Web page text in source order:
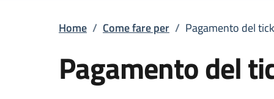
Briciole di pane
Home / Come fare per / Pagamento del
Pagamento del